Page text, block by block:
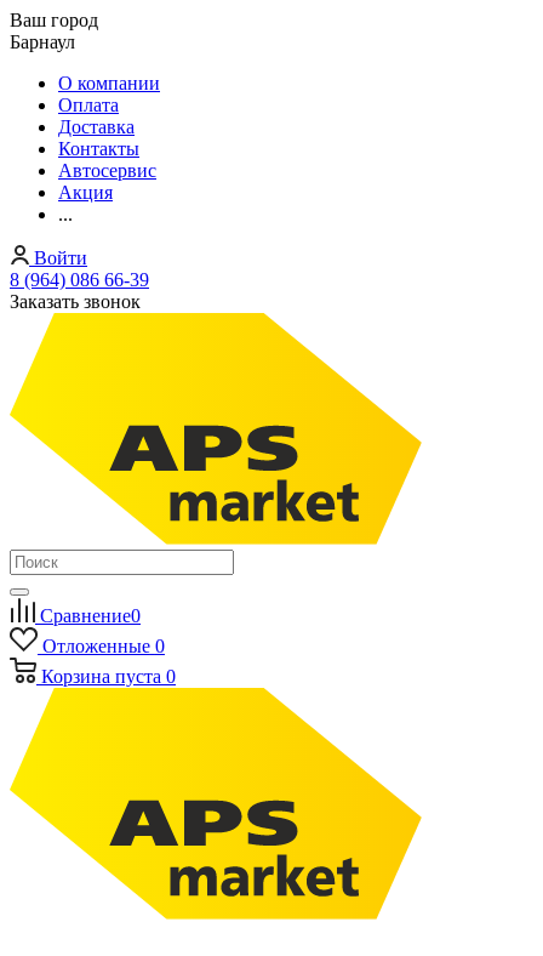
Ваш город
Барнаул
О компании
Оплата
Доставка
Контакты
Автосервис
Акция
...
Войти
8 (964) 086 66-39
Заказать звонок
Сравнение0
Отложенные 0
Корзина пуста 0